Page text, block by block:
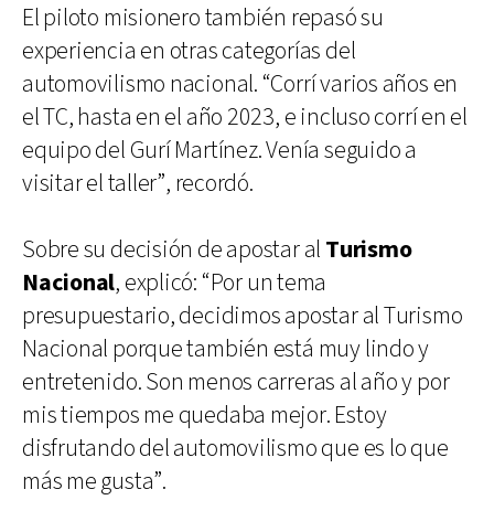
El piloto misionero también repasó su
experiencia en otras categorías del
automovilismo nacional. “Corrí varios años en
el TC, hasta en el año 2023, e incluso corrí en el
equipo del Gurí Martínez. Venía seguido a
visitar el taller”, recordó.
Sobre su decisión de apostar al Turismo
Nacional, explicó: “Por un tema
presupuestario, decidimos apostar al Turismo
Nacional porque también está muy lindo y
entretenido. Son menos carreras al año y por
mis tiempos me quedaba mejor. Estoy
disfrutando del automovilismo que es lo que
más me gusta”.